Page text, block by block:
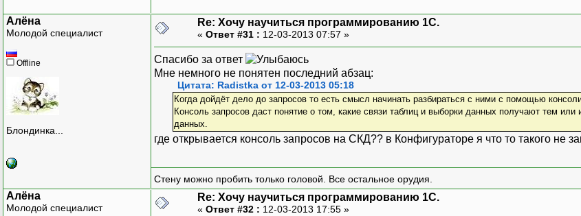
Алёна
Молодой специалист
Offline
Блондинка...
Re: Хочу научиться программированию 1С.
« Ответ #31 : 12-03-2013 07:57 »
Спасибо за ответ
Мне немного не понятен последний абзац:
Цитата: Radistka от 12-03-2013 05:18
Когда дойдёт дело до запросов то есть смысл начинать разбираться с ними с помощью
Консоль запросов даст понятие о том, какие связи таблиц и выборки данных получают тем
данных.
где открывается консоль запросов на СКД?? в Конфигураторе я что то такого не
Стену можно пробить только головой. Все остальное орудия.
Алёна
Молодой специалист
Re: Хочу научиться программированию 1С.
« Ответ #32 : 12-03-2013 17:55 »